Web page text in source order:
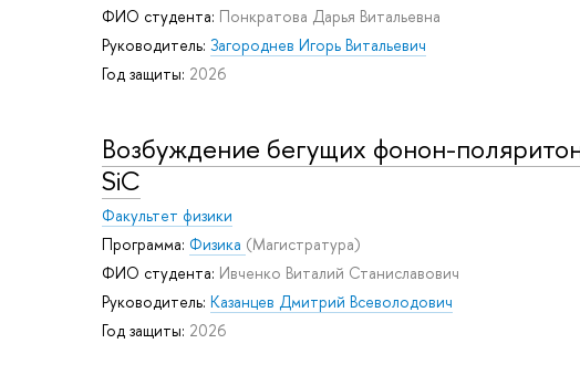
ФИО студента: Понкратова Дарья Витальевна
Руководитель: Загороднев Игорь Витальевич
Год защиты: 2026
Возбуждение бегущих фонон-
SiC
Факультет физики
Программа: Физика (Магистратура)
ФИО студента: Ивченко Виталий Станиславович
Руководитель: Казанцев Дмитрий Всеволодович
Год защиты: 2026